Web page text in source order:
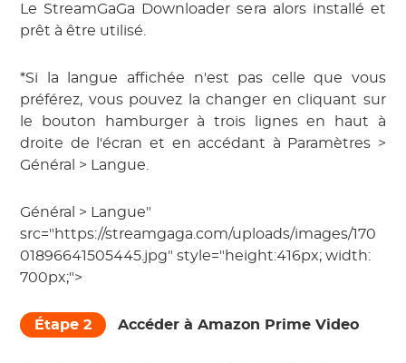
Le StreamGaGa Downloader sera alors installé et
prêt à être utilisé.
*Si la langue affichée n'est pas celle que vous
préférez, vous pouvez la changer en cliquant sur
le bouton hamburger à trois lignes en haut à
droite de l'écran et en accédant à Paramètres >
Général > Langue.
Général > Langue"
src="https://streamgaga.com/uploads/images/170
01896641505445.jpg" style="height:416px; width:
700px;">
Étape 2 Accéder à Amazon Prime Video